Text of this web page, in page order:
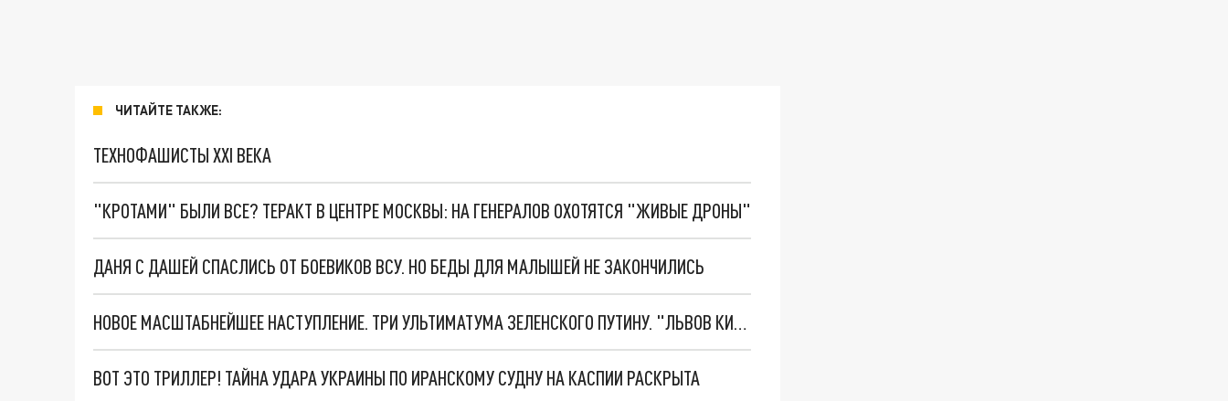
ЧИТАЙТЕ ТАКЖЕ:
ТЕХНОФАШИСТЫ XXI ВЕКА
"КРОТАМИ" БЫЛИ ВСЕ? ТЕРАКТ В ЦЕНТРЕ МОСКВЫ: НА ГЕНЕРАЛОВ ОХОТЯТСЯ "ЖИВЫЕ ДРОНЫ"
ДАНЯ С ДАШЕЙ СПАСЛИСЬ ОТ БОЕВИКОВ ВСУ. НО БЕДЫ ДЛЯ МАЛЫШЕЙ НЕ ЗАКОНЧИЛИСЬ
НОВОЕ МАСШТАБНЕЙШЕЕ НАСТУПЛЕНИЕ. ТРИ УЛЬТИМАТУМА ЗЕЛЕНСКОГО ПУТИНУ. "ЛЬВОВ КИМА" ПОСТАВЯТ НА ПВО? ГЛОБАЛЬНЫЙ ПРОРЫВ ПОД ЗАПОРОЖЬЕМ
ВОТ ЭТО ТРИЛЛЕР! ТАЙНА УДАРА УКРАИНЫ ПО ИРАНСКОМУ СУДНУ НА КАСПИИ РАСКРЫТА